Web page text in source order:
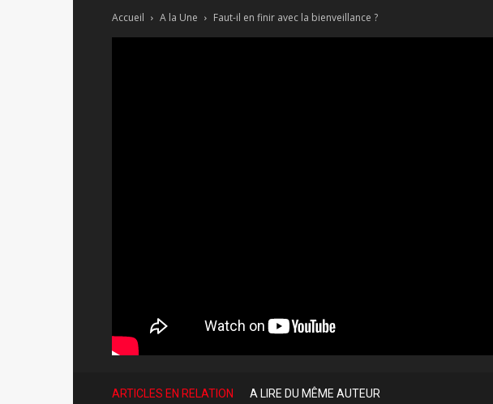
de
Médiateur
Accueil A la Une Faut-il en finir avec la bienveillance ?
ARTICLES EN RELATION A LIRE DU MÊME AUTEUR